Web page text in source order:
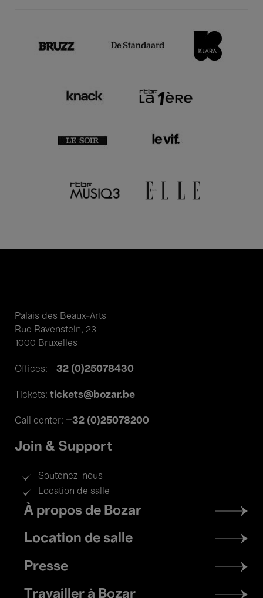
Palais des Beaux-Arts
Rue Ravenstein, 23
1000 Bruxelles
Offices: +32 (0)25078430
Tickets: tickets@bozar.be
Call center: +32 (0)25078200
Join & Support
Soutenez-nous
Location de salle
Footer
menu
À propos de Bozar
Location de salle
Presse
Travailler à Bozar